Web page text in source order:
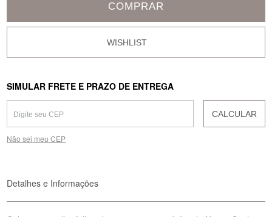
COMPRAR
SIMULAR FRETE E PRAZO DE ENTREGA
CALCULAR
Não sei meu CEP
Detalhes e Informações